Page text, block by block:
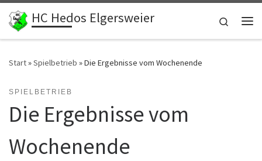
Zum Inhalt springen
HC Hedos Elgersweier
Search
Start»Spielbetrieb »Die Ergebnisse vom Wochenende
SPIELBETRIEB
Die Ergebnisse vom
Wochenende